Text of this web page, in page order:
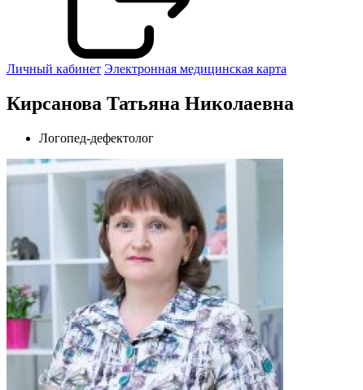
Личный кабинет Электронная медицинская карта
Кирсанова Татьяна Николаевна
Логопед-дефектолог